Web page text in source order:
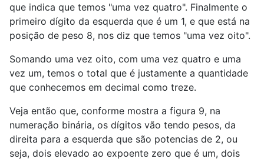
que indica que temos "uma vez quatro". Finalmente o
primeiro dígito da esquerda que é um 1, e que está na
posição de peso 8, nos diz que temos "uma vez oito".
Somando uma vez oito, com uma vez quatro e uma
vez um, temos o total que é justamente a quantidade
que conhecemos em decimal como treze.
Veja então que, conforme mostra a figura 9, na
numeração binária, os dígitos vão tendo pesos, da
direita para a esquerda que são potencias de 2, ou
seja, dois elevado ao expoente zero que é um, dois